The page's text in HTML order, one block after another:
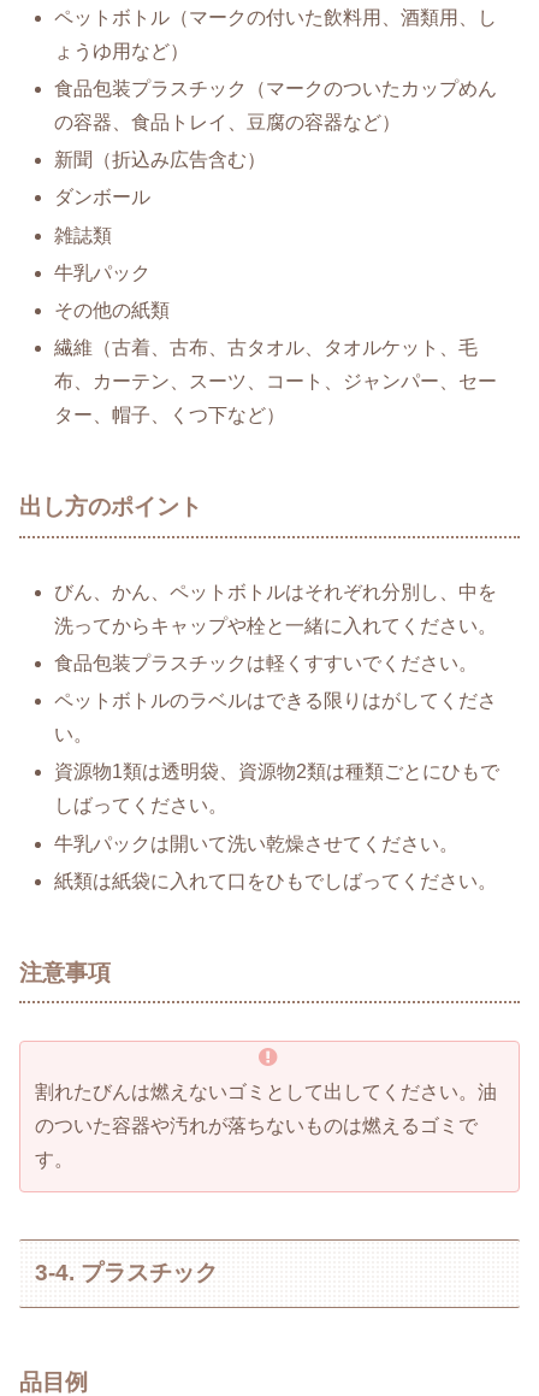
ペットボトル（マークの付いた飲料用、酒類用、し
ょうゆ用など）
食品包装プラスチック（マークのついたカップめん
の容器、食品トレイ、豆腐の容器など）
新聞（折込み広告含む）
ダンボール
雑誌類
牛乳パック
その他の紙類
繊維（古着、古布、古タオル、タオルケット、毛
布、カーテン、スーツ、コート、ジャンパー、セー
ター、帽子、くつ下など）
出し方のポイント
びん、かん、ペットボトルはそれぞれ分別し、中を
洗ってからキャップや栓と一緒に入れてください。
食品包装プラスチックは軽くすすいでください。
ペットボトルのラベルはできる限りはがしてくださ
い。
資源物1類は透明袋、資源物2類は種類ごとにひもで
しばってください。
牛乳パックは開いて洗い乾燥させてください。
紙類は紙袋に入れて口をひもでしばってください。
注意事項
割れたびんは燃えないゴミとして出してください。油
のついた容器や汚れが落ちないものは燃えるゴミで
す。
3-4. プラスチック
品目例